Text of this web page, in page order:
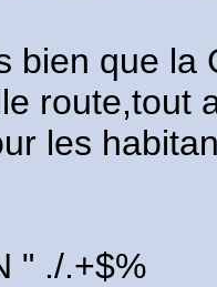
bien que la
route,tout
les
" ./.+$%